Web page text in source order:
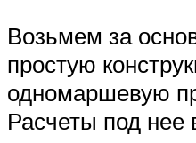
Возьмем за
простую
одномаршевую
Расчеты под нее